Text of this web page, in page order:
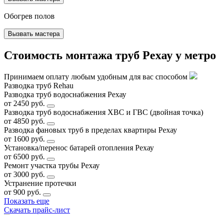
Обогрев полов
Вызвать мастера
Стоимость монтажа труб Рехау у
Принимаем оплату любым удобным для вас способом
Разводка труб Rehau
Разводка труб водоснабжения Рехау
от 2450 руб.
Разводка труб водоснабжения ХВС и ГВС (двойная точка)
от 4850 руб.
Разводка фановых труб в пределах квартиры Рехау
от 1600 руб.
Установка/перенос батарей отопления Рехау
от 6500 руб.
Ремонт участка трубы Рехау
от 3000 руб.
Устранение протечки
от 900 руб.
Показать еще
Скачать прайс-лист